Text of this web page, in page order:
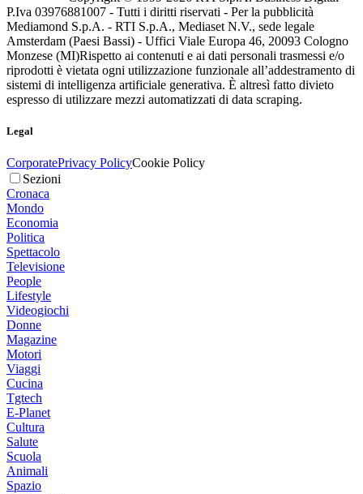
P.Iva 03976881007 - Tutti i diritti riservati - Per la pubblicità
Mediamond S.p.A. - RTI S.p.A., Mediaset N.V., sede legale
Amsterdam (Paesi Bassi) - Uffici Viale Europa 46, 20093 Cologno
Monzese (MI)Rispetto ai contenuti e ai dati personali trasmessi e/o
riprodotti è vietata ogni utilizzazione funzionale all’addestramento di
sistemi di intelligenza artificiale generativa. È altresì fatto divieto
espresso di utilizzare mezzi automatizzati di data scraping.
Legal
CorporatePrivacy PolicyCookie Policy
Sezioni
Cronaca
Mondo
Economia
Politica
Spettacolo
Televisione
People
Lifestyle
Videogiochi
Donne
Magazine
Motori
Viaggi
Cucina
Tgtech
E-Planet
Cultura
Salute
Scuola
Animali
Spazio